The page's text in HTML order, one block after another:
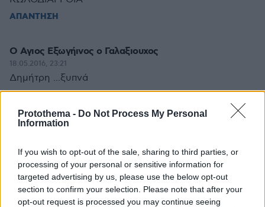
Protothema - Do Not Process My Personal
Information
If you wish to opt-out of the sale, sharing to third parties, or
processing of your personal or sensitive information for
targeted advertising by us, please use the below opt-out
section to confirm your selection. Please note that after your
opt-out request is processed you may continue seeing
ΑΠΑΝΤΗΣΗ
Ο Αγιος Εξωγήινος ο Γαλαξιουχος
18.05.2016, 23:21
Δημήτρη ...ξυπνά
ΑΠΑΝΤΗΣΗ
Δημήτρης
Καιρός να τελειώνουμε με τη Ρωσσία. Απειλεί τους
Αμερικάνους χωρίς λόγο! Τι δουλειά έχουν να
πετάνε πάνω από τα πλοία τους?
ΑΠΑΝΤΗΣΗ